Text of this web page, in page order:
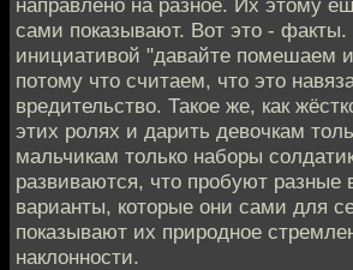
сами показывают. Вот это - факты.
инициативой "давайте помешаем
потому что считаем, что это
вредительство. Такое же, как
этих ролях и дарить девочкам
мальчикам только наборы
развиваются, что пробуют разные
варианты, которые они сами для
показывают их природное
наклонности.